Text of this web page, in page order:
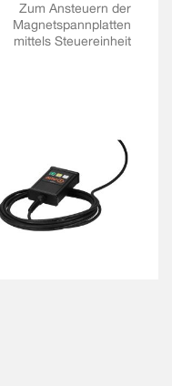
Zum Ansteuern der
Magnetspannplatten
mittels Steuereinheit